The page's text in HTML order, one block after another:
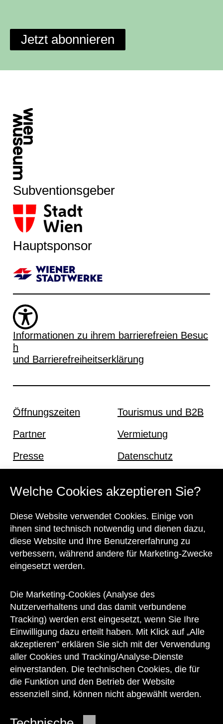
Welche Cookies akzeptieren Sie?
Diese Website verwendet Cookies. Einige von
ihnen sind technisch notwendig und dienen dazu,
diese Website und Ihre Benutzererfahrung zu
verbessern, während andere für Marketing-Zwecke
eingesetzt werden.
Die Marketing-Cookies (Analyse des
Nutzerverhaltens und das damit verbundene
Tracking) werden erst eingesetzt, wenn Sie Ihre
Einwilligung dazu erteilt haben. Mit Klick auf „Alle
akzeptieren” erklären Sie sich mit der Verwendung
aller Cookies und Tracking/Analyse-Dienste
einverstanden. Die technischen Cookies, die für
die Funktion und den Betrieb der Website
essenziell sind, können nicht abgewählt werden.
Jetzt abonnieren
Subventionsgeber
Hauptsponsor
Informationen zu ihrem barrierefreien Besuc
h
und Barrierefreiheitserklärung
Öffnungszeiten
Partner
Presse
Tourismus und B2B
Vermietung
Datenschutz
Kontakt
zu den Öffnungszeiten des Museums
auch telefonisch zur Verfügung:
+43 1 505 87 47 85173
service@wienmuseum.at
© 2026 Wien Museum